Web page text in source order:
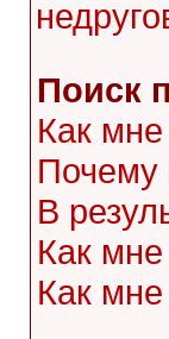
Поиск
Как
Почему
В
Как
Как